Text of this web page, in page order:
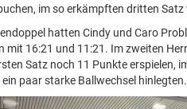
im so erkämpften dritten
hatten Cindy und Caro
mit 16:21 und 11:21. Im zweiten
Satz noch 11 Punkte erspielen,
paar starke Ballwechsel hinlegten.